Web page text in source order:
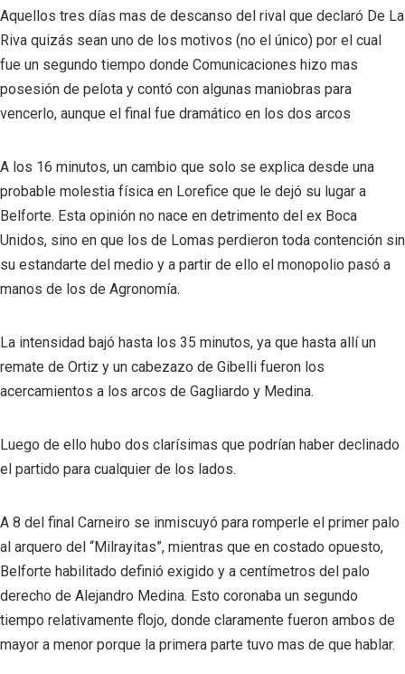
Aquellos tres días mas de descanso del rival que declaró De La
Riva quizás sean uno de los motivos (no el único) por el cual
fue un segundo tiempo donde Comunicaciones hizo mas
posesión de pelota y contó con algunas maniobras para
vencerlo, aunque el final fue dramático en los dos arcos
A los 16 minutos, un cambio que solo se explica desde una
probable molestia física en Lorefice que le dejó su lugar a
Belforte. Esta opinión no nace en detrimento del ex Boca
Unidos, sino en que los de Lomas perdieron toda contención sin
su estandarte del medio y a partir de ello el monopolio pasó a
manos de los de Agronomía.
La intensidad bajó hasta los 35 minutos, ya que hasta allí un
remate de Ortiz y un cabezazo de Gibelli fueron los
acercamientos a los arcos de Gagliardo y Medina.
Luego de ello hubo dos clarísimas que podrían haber declinado
el partido para cualquier de los lados.
A 8 del final Carneiro se inmiscuyó para romperle el primer palo
al arquero del “Milrayitas”, mientras que en costado opuesto,
Belforte habilitado definió exigido y a centímetros del palo
derecho de Alejandro Medina. Esto coronaba un segundo
tiempo relativamente flojo, donde claramente fueron ambos de
mayor a menor porque la primera parte tuvo mas de que hablar.